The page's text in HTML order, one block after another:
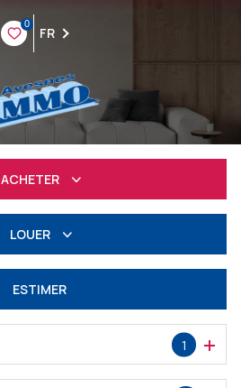
0
FR
ACHETER
LOUER
ESTIMER
1